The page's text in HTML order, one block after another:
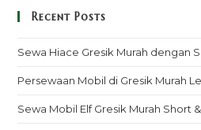
Recent Posts
Sewa Hiace Gresik Murah dengan
Persewaan Mobil di Gresik Murah
Sewa Mobil Elf Gresik Murah Short